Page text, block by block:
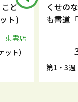
ど
ト)
東雲店
ト）
くせの
も書道
第1・3週